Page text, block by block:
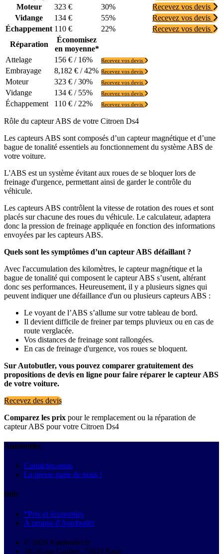
Moteur
323 € 30%
Recevez vos devis
Vidange
134 € 55%
Recevez vos devis
Échappement 110 € 22%
Recevez vos devis
Réparation
Économisez
en moyenne*
Attelage
156 € / 16% Recevez vos devis
Embrayage 8,182 € / 42% Recevez vos devis
Moteur 323 € / 30% Recevez vos devis
Vidange 134 € / 55% Recevez vos devis
Échappement 110 € / 22% Recevez vos devis
Rôle du capteur ABS de votre Citroen Ds4
Les capteurs ABS sont composés d’un capteur magnétique et d’une
bague de tonalité essentiels au fonctionnement du système ABS de
votre voiture.
L'ABS est un système évitant aux roues de se bloquer lors de
freinage d'urgence, permettant ainsi de garder le contrôle du
véhicule.
Les capteurs ABS contrôlent la vitesse de rotation des roues et sont
placés sur chacune des roues du véhicule. Le calculateur, adaptera
donc la pression de freinage appliquée en fonction des informations
envoyées par les capteurs ABS.
Quels sont les symptômes d’un capteur ABS défaillant ?
Avec l'accumulation des kilomètres, le capteur magnétique et la
bague de tonalité qui composent le capteur ABS s’usent, altérant
donc ses performances. Heureusement, il y a plusieurs signes qui
peuvent indiquer une défaillance d'un ou plusieurs capteurs ABS :
Le voyant de l’ABS s’allume sur votre tableau de bord.
Il devient difficile de freiner par temps pluvieux ou en cas de
route verglacée.
Vos distances de freinage sont rallongées.
En cas de freinage d'urgence, vos roues se bloquent.
Sur Autobutler, vous pouvez comparer gratuitement des
propositions de devis en ligne pour faire réparer le capteur ABS
de votre voiture.
Recevez des devis
Comparez les prix pour le remplacement ou la réparation de
capteur ABS pour votre Citroen Ds4
Autobutler
Contactez-nous
La presse parle de nous !
Info
*Prix et économies
À propos d'Autobutler
© 2026 Autobutler.fr
18-26 rue Goubet, 75019 Paris